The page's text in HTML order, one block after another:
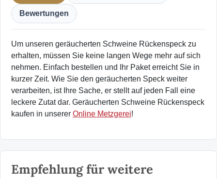
Bewertungen
Um unseren geräucherten Schweine Rückenspeck zu
erhalten, müssen Sie keine langen Wege mehr auf sich
nehmen. Einfach bestellen und Ihr Paket erreicht Sie in
kurzer Zeit. Wie Sie den geräucherten Speck weiter
verarbeiten, ist Ihre Sache, er stellt auf jeden Fall eine
leckere Zutat dar. Geräucherten Schweine Rückenspeck
kaufen in unserer Online Metzgerei!
Empfehlung für weitere